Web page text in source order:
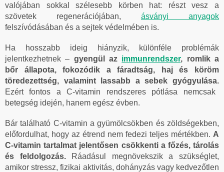
valójában sokkal szélesebb körben hat: részt vesz a
szövetek regenerációjában, ásványi anyagok
felszívódásában és a sejtek védelmében is.
Ha hosszabb ideig hiányzik, különféle problémák
jelentkezhetnek – gyengül az immunrendszer, romlik a
bőr állapota, fokozódik a fáradtság, haj és köröm
töredezettség, valamint lassabb a sebek gyógyulása.
Ezért fontos a C-vitamin rendszeres pótlása nemcsak
betegség idején, hanem egész évben.
Bár található C-vitamin a gyümölcsökben és zöldségekben,
előfordulhat, hogy az étrend nem fedezi teljes mértékben. A
C-vitamin tartalmat jelentősen csökkenti a főzés, tárolás
és feldolgozás.
Ráadásul megnövekszik a szükséglet,
amikor stressz, fizikai aktivitás, dohányzás vagy kedvezőtlen